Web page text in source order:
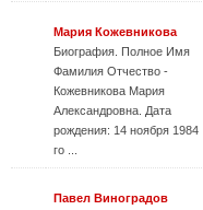
Мария Кожевникова
Биография. Полное Имя
Фамилия Отчество -
Кожевникова Мария
Александровна. Дата
рождения: 14 ноября 1984
го ...
Павел Виноградов